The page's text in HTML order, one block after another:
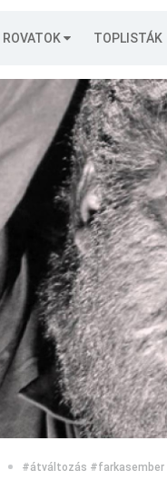
ROVATOK TOPLISTÁK
#átváltozás #farkasember